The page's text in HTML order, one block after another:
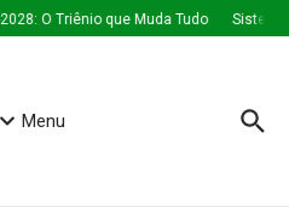
O Triênio que Muda Tudo Sistema
Menu